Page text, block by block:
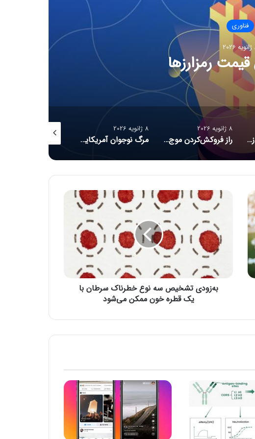
فناوری
رمزارزها
CES ۲۰۲۶ و موج تازه سلامت دیجیتال؛ ترازوهای هوشمند، کنترل آلرژی و زیبایی با نور
8 ژانویه 2026
راز فروکش‌کردن موج DeepSeek در بازار هوش مصنوعی
8 ژانویه 2026
مرگ نوجوان آمریکایی پس از دریافت توصیه‌های خطرناک از ChatGPT
ه
ط
ر
ن
ا
س
ر
به‌زودی تشخیص سه نوع خطرناک سرطان با
یک قطره خون ممکن می‌شود